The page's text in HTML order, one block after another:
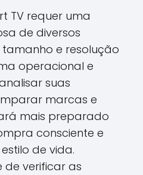
TV requer uma
de diversos
e resolução
operacional e
suas
marcas e
mais preparado
consciente e
de vida.
de verificar as